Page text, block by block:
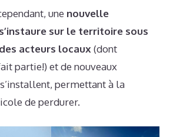
une nouvelle
sur le territoire sous
acteurs locaux (dont
partie!) et de nouveaux
permettant à la
de perdurer.